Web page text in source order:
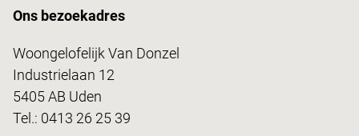
Ons bezoekadres
Woongelofelijk Van Donzel
Industrielaan 12
5405 AB Uden
Tel.: 0413 26 25 39